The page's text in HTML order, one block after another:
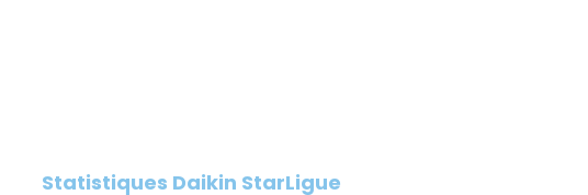
Statistiques Daikin StarLigue